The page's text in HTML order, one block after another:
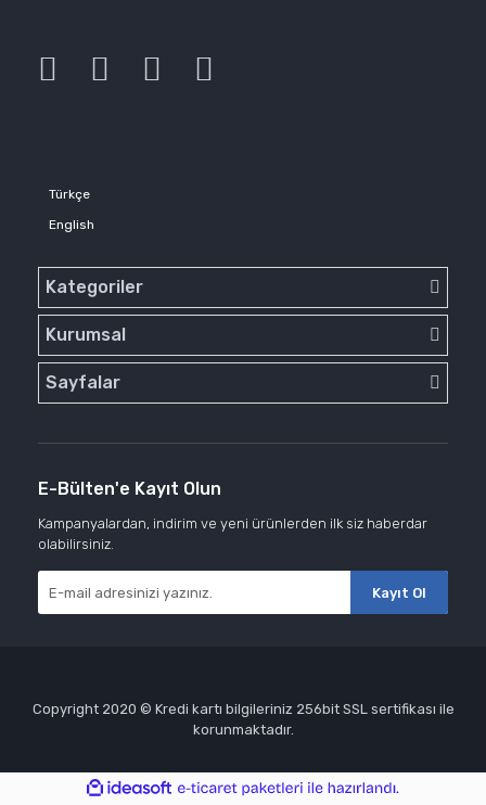
Türkçe
English
Kategoriler
Kurumsal
Sayfalar
E-Bülten'e Kayıt Olun
Kampanyalardan, indirim ve yeni ürünlerden ilk siz haberdar
olabilirsiniz.
Kayıt Ol
Copyright 2020 © Kredi kartı bilgileriniz 256bit SSL sertifikası ile
korunmaktadır.
ideasoft
e-